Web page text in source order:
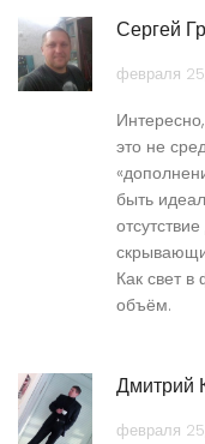
Сергей
февраля
это не
быть
Как свет
объём.
Дмитрий
февраля